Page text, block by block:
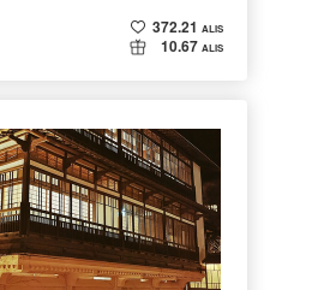
372.21 ALIS
10.67 ALIS